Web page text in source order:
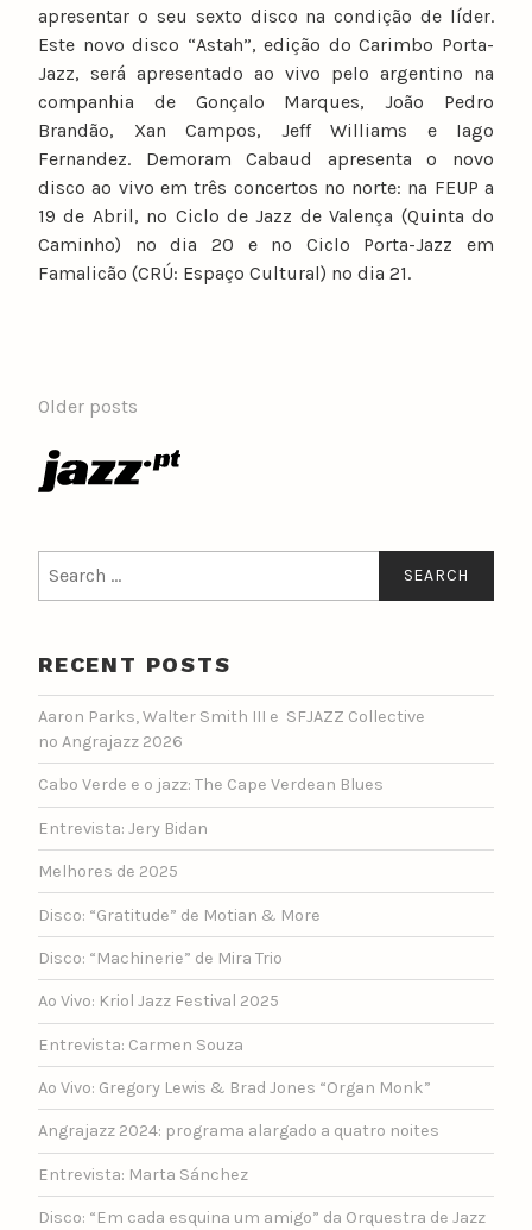
apresentar o seu sexto disco na condição de líder.
Este novo disco “Astah”, edição do Carimbo Porta-
Jazz, será apresentado ao vivo pelo argentino na
companhia de Gonçalo Marques, João Pedro
Brandão, Xan Campos, Jeff Williams e Iago
Fernandez. Demoram Cabaud apresenta o novo
disco ao vivo em três concertos no norte: na FEUP a
19 de Abril, no Ciclo de Jazz de Valença (Quinta do
Caminho) no dia 20 e no Ciclo Porta-Jazz em
Famalicão (CRÚ: Espaço Cultural) no dia 21.
POSTS
NAVIGATION
Older posts
for:
RECENT POSTS
Aaron Parks, Walter Smith III e SFJAZZ Collective
no Angrajazz 2026
Cabo Verde e o jazz: The Cape Verdean Blues
Entrevista: Jery Bidan
Melhores de 2025
Disco: “Gratitude” de Motian & More
Disco: “Machinerie” de Mira Trio
Ao Vivo: Kriol Jazz Festival 2025
Entrevista: Carmen Souza
Ao Vivo: Gregory Lewis & Brad Jones “Organ Monk”
Angrajazz 2024: programa alargado a quatro noites
Entrevista: Marta Sánchez
Disco: “Em cada esquina um amigo” da Orquestra de Jazz